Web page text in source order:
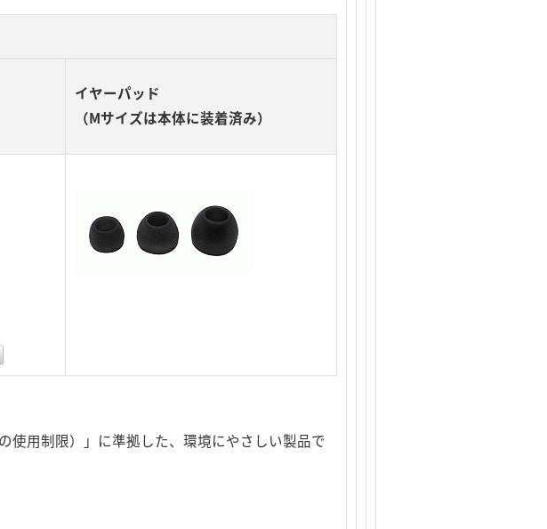
イヤーパッド
（Mサイズは本体に装着済み）
使用制限）」に準拠した、環境にやさしい製品で